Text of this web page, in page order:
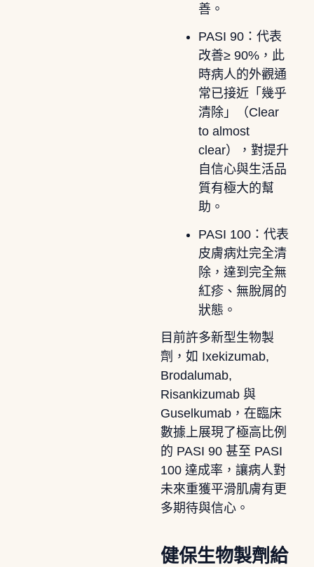
善。
PASI 90：代表
改善≥ 90%，此
時病人的外觀通
常已接近「幾乎
清除」（Clear
to almost
clear），對提升
自信心與生活品
質有極大的幫
助。
PASI 100：代表
皮膚病灶完全清
除，達到完全無
紅疹、無脫屑的
狀態。
目前許多新型生物製
劑，如 Ixekizumab,
Brodalumab,
Risankizumab 與
Guselkumab，在臨床
數據上展現了極高比例
的 PASI 90 甚至 PASI
100 達成率，讓病人對
未來重獲平滑肌膚有更
多期待與信心。
健保生物製劑給